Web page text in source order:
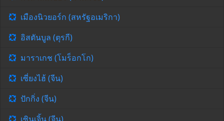
เมืองนิวยอร์ก (สหรัฐอเมริกา)
อิสตันบูล (ตุรกี)
มาราเกช (โมร็อกโก)
เซี่ยงไฮ้ (จีน)
ปักกิ่ง (จีน)